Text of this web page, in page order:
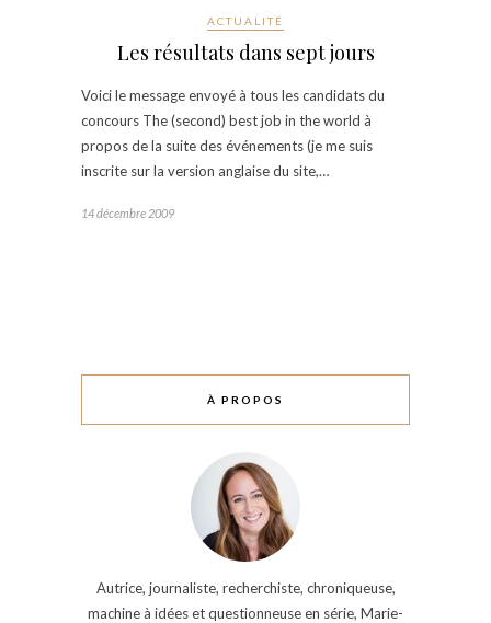
ACTUALITÉ
Les résultats dans sept jours
Voici le message envoyé à tous les candidats du
concours The (second) best job in the world à
propos de la suite des événements (je me suis
inscrite sur la version anglaise du site,…
14 décembre 2009
À PROPOS
Autrice, journaliste, recherchiste, chroniqueuse,
machine à idées et questionneuse en série, Marie-